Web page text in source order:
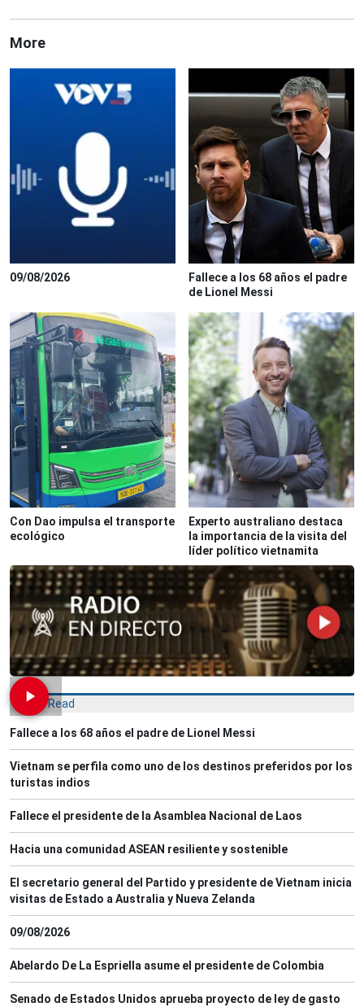
More
09/08/2026
Fallece a los 68 años el padre
de Lionel Messi
Con Dao impulsa el transporte
ecológico
Experto australiano destaca
la importancia de la visita del
líder político vietnamita
Most Read
Fallece a los 68 años el padre de Lionel Messi
Vietnam se perfila como uno de los destinos preferidos por los
turistas indios
Fallece el presidente de la Asamblea Nacional de Laos
Hacia una comunidad ASEAN resiliente y sostenible
El secretario general del Partido y presidente de Vietnam inicia
visitas de Estado a Australia y Nueva Zelanda
09/08/2026
Abelardo De La Espriella asume el presidente de Colombia
Senado de Estados Unidos aprueba proyecto de ley de gasto